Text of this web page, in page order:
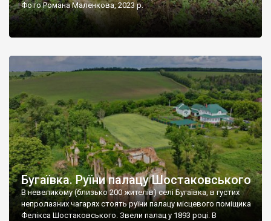
Фото Романа Маленкова, 2023 р.
Бугаївка. Руїни палацу Шостаковського
В невеликому (близько 200 жителів) селі Бугаївка, в густих
непролазних чагарях стоять руїни палацу місцевого поміщика
Фелікса Шостаковського. Звели палац у 1893 році. В